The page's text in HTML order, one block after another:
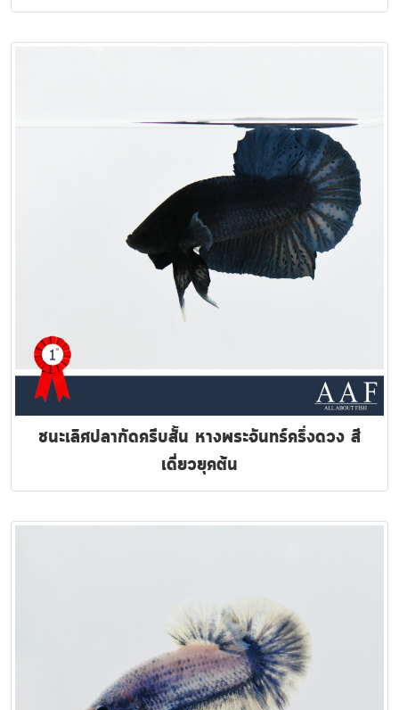
ชนะเลิศปลากัดครีบสั้น หางพระจันทร์ครึ่งดวง สี
เดี่ยวยุคต้น